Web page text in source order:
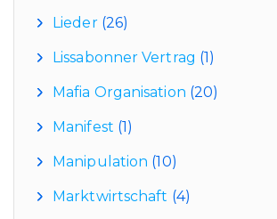
Lieder(26)
Lissabonner Vertrag (1)
Mafia Organisation (20)
Manifest (1)
Manipulation (10)
Marktwirtschaft (4)